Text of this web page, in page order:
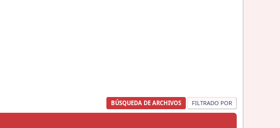
BÚSQUEDA DE ARCHIVOS FILTRADO POR